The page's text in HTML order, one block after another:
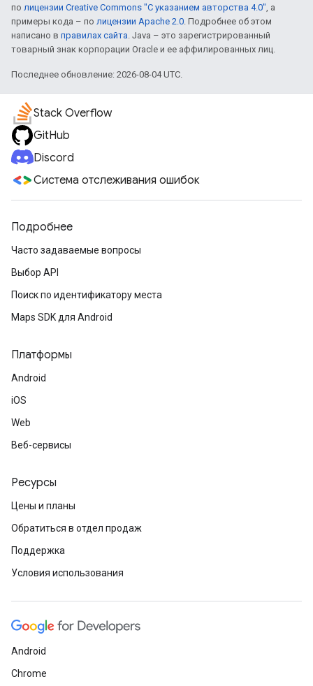
по лицензии Creative Commons "С указанием авторства 4.0", а
примеры кода – по лицензии Apache 2.0. Подробнее об этом
написано в правилах сайта. Java – это зарегистрированный
товарный знак корпорации Oracle и ее аффилированных лиц.
Последнее обновление: 2026-08-04 UTC.
Stack Overflow
GitHub
Discord
Система отслеживания ошибок
Подробнее
Часто задаваемые вопросы
Выбор API
Поиск по идентификатору места
Maps SDK для Android
Платформы
Android
iOS
Web
Веб-сервисы
Ресурсы
Цены и планы
Обратиться в отдел продаж
Поддержка
Условия использования
Android
Chrome